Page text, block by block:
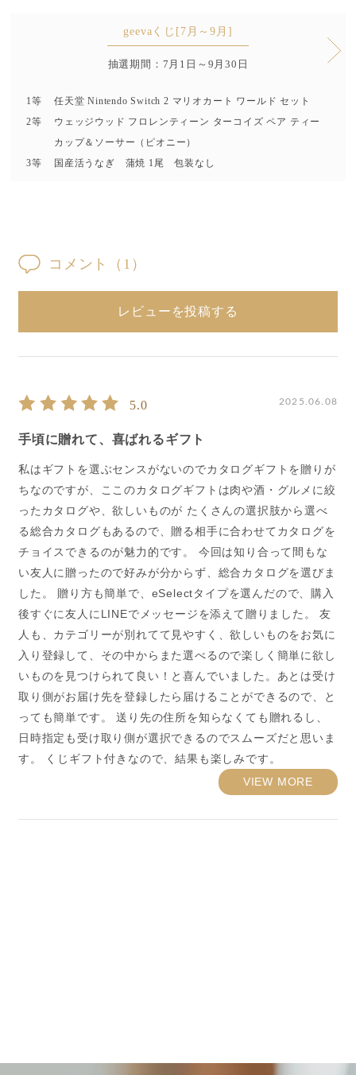
geevaくじ[7月～9月]
抽選期間：7月1日～9月30日
1等
任天堂 Nintendo Switch 2 マリオカート ワールド セット
2等
ウェッジウッド フロレンティーン ターコイズ ペア ティー
カップ＆ソーサー（ピオニー）
3等
国産活うなぎ 蒲焼 1尾 包装なし
コメント （1）
レビューを投稿する
5.0
手頃に贈れて、喜ばれるギフト
2025.06.08
私はギフトを選ぶセンスがないのでカタログギフトを贈りが
ちなのですが、ここのカタログギフトは肉や酒・グルメに絞
ったカタログや、欲しいものが たくさんの選択肢から選べ
る総合カタログもあるので、贈る相手に合わせてカタログを
チョイスできるのが魅力的です。 今回は知り合って間もな
い友人に贈ったので好みが分からず、総合カタログを選びま
した。 贈り方も簡単で、eSelectタイプを選んだので、購入
後すぐに友人にLINEでメッセージを添えて贈りました。 友
人も、カテゴリーが別れてて見やすく、欲しいものをお気に
入り登録して、その中からまた選べるので楽しく簡単に欲し
いものを見つけられて良い！と喜んでいました。あとは受け
取り側がお届け先を登録したら届けることができるので、と
っても簡単です。 送り先の住所を知らなくても贈れるし、
日時指定も受け取り側が選択できるのでスムーズだと思いま
す。 くじギフト付きなので、結果も楽しみです。
VIEW MORE